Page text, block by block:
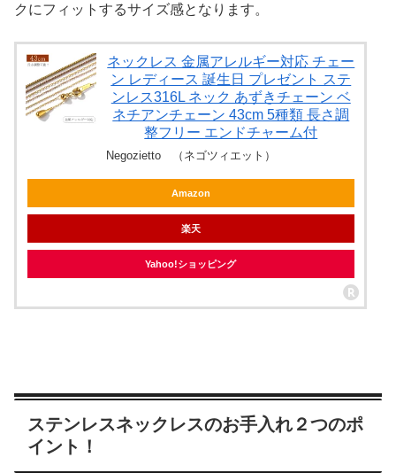
クにフィットするサイズ感となります。
ネックレス 金属アレルギー対応 チェー
ン レディース 誕生日 プレゼント ステ
ンレス316L ネック あずきチェーン ベ
ネチアンチェーン 43cm 5種類 長さ調
整フリー エンドチャーム付
Negozietto （ネゴツィエット）
Amazon
楽天
Yahoo!ショッピング
ステンレスネックレスのお手入れ２つのポ
イント！